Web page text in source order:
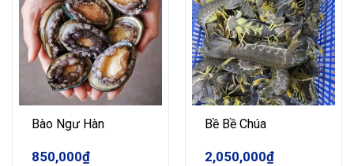
Bào Ngư Hàn
850,000₫
Bề Bề Chúa
2,050,000₫